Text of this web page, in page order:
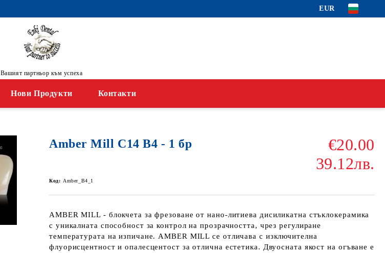
EUR
Вашият партньор към успеха
Нови Продукти Контакти
Amber Mill C14 B4 - 1 бр
€20.00
39.12лв.
Код: Amber_B4_1
AMBER MILL - блокчета за фрезоване от нано-литиева дисиликатна стъклокерамика
с уникалната способност за контрол на прозрачността, чрез регулиране
температурата на изпичане. AMBER MILL се отличава с изключителна
флуорисцентност и опалесцентост за отлична естетика. Двуосната якост на огъване е